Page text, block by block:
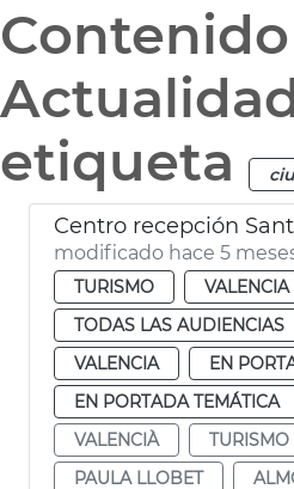
etiqueta
modificado hace 5
TURISMO
VALENCIA
TODAS LAS AUDIENCIAS
VALENCIA
EN
EN PORTADA TEMÁTICA
VALENCIÀ
TURISMO
PAULA LLOBET